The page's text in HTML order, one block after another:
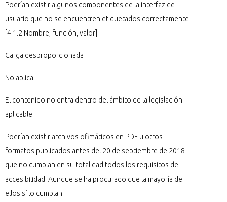
Podrían existir algunos componentes de la interfaz de
usuario que no se encuentren etiquetados correctamente.
[4.1.2 Nombre, función, valor]
Carga desproporcionada
No aplica.
El contenido no entra dentro del ámbito de la legislación
aplicable
Podrían existir archivos ofimáticos en PDF u otros
formatos publicados antes del 20 de septiembre de 2018
que no cumplan en su totalidad todos los requisitos de
accesibilidad. Aunque se ha procurado que la mayoría de
ellos sí lo cumplan.